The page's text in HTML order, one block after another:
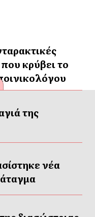
που κρύβει το
της
νέα